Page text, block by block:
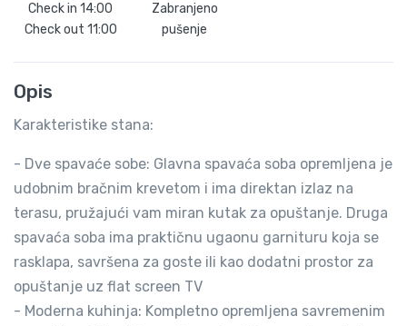
Check in14:00
Check out 11:00
Zabranjeno
pušenje
Opis
Karakteristike stana:
- Dve spavaće sobe: Glavna spavaća soba opremljena je
udobnim bračnim krevetom i ima direktan izlaz na
terasu, pružajući vam miran kutak za opuštanje. Druga
spavaća soba ima praktičnu ugaonu garnituru koja se
rasklapa, savršena za goste ili kao dodatni prostor za
opuštanje uz flat screen TV
- Moderna kuhinja: Kompletno opremljena savremenim